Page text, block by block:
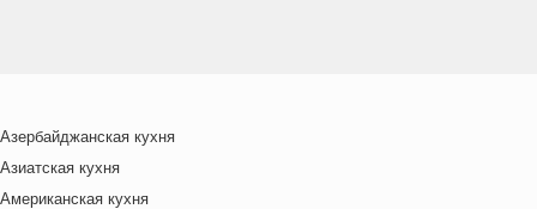
Азербайджанская кухня
Азиатская кухня
Американская кухня